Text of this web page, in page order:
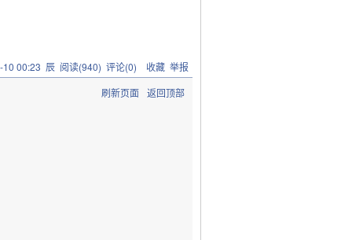
00:23 辰阅读(940) 评论(0) 收藏 举报
刷新页面
返回顶部